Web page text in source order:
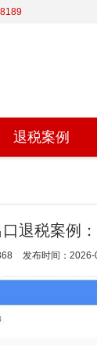
退税案例
退税案例
发布时间：